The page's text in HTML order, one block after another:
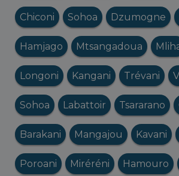
Chiconi Sohoa Dzumogne
Hamjago Mtsangadoua
Longoni Kangani Trévani
Sohoa Labattoir Tsararano
Barakani Mangajou Kavani
Poroani Miréréni Hamouro